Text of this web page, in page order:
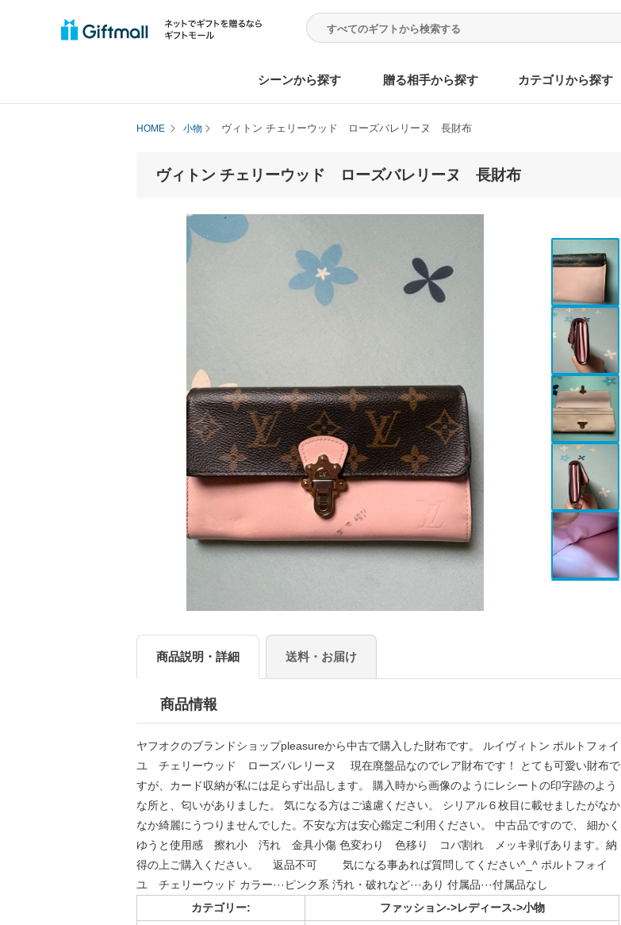
シーンから探す 贈る相手から探す カテゴリから探す
HOME 小物 ヴィトン チェリーウッド ローズバレリーヌ 長財布
ヴィトン チェリーウッド ローズバレリーヌ 長財布
商品説明・詳細 送料・お届け
商品情報
ヤフオクのブランドショップpleasureから中古で購入した財布です。 ルイヴィトン ポルトフォイ
ユ チェリーウッド ローズバレリーヌ 現在廃盤品なのでレア財布です！ とても可愛い財布で
すが、カード収納が私には足らず出品します。 購入時から画像のようにレシートの印字跡のよう
な所と、匂いがありました。 気になる方はご遠慮ください。 シリアル６枚目に載せましたがなか
なか綺麗にうつりませんでした。不安な方は安心鑑定ご利用ください。 中古品ですので、 細かく
ゆうと使用感 擦れ小 汚れ 金具小傷 色変わり 色移り コバ割れ メッキ剥げあります。納
得の上ご購入ください。 返品不可 気になる事あれば質問してください^_^ ポルトフォイ
ユ チェリーウッド カラー···ピンク系 汚れ・破れなど···あり 付属品···付属品なし
カテゴリー:
ファッション->レディース->小物